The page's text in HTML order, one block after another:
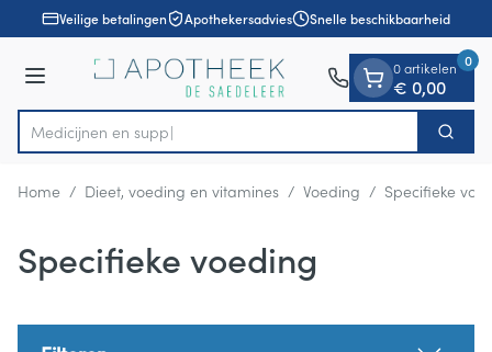
Ga naar de inhoud
1 van 1Veilige betalingen Apothekersadvies Snelle beschikbaarheid
Menu
Product, merk, categorie... Zoek
0 artikelen
€ 0,00
0
Home / Dieet, voeding en vitamines / Voeding / Specifieke
Specifieke voeding